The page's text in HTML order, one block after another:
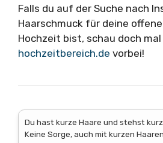
Falls du auf der Suche nach
Haarschmuck für deine
Hochzeit bist, schau doch
hochzeitbereich.de vorbei!
Du hast kurze Haare und stehst
Keine Sorge, auch mit kurzen